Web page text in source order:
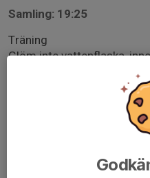
Samling: 19:25
Träning
Glöm inte vattenflaska,
skyddsglasögon och